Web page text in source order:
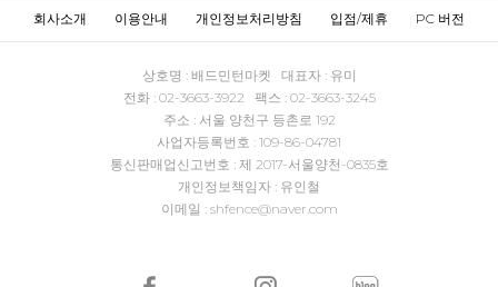
회사소개 이용안내 개인정보처리방침 입점/제휴 PC 버전
상호명 : 배드민턴마켓 대표자 : 유미
전화 : 02-3663-3922 팩스 : 02-3663-3245
주소 : 서울 양천구 등촌로 192
사업자등록번호 : 109-86-04781
통신판매업신고번호 : 제 2017-서울양천-0835호
개인정보책임자 : 유인철
이메일 : shfence@naver.com